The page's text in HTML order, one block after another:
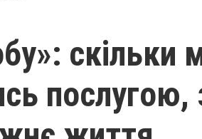
скільки
послугою,